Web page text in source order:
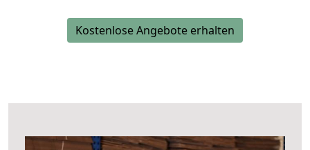
Kostenlose Angebote erhalten